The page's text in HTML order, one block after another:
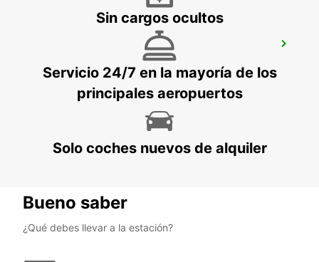
Sin cargos ocultos
Servicio 24/7 en la mayoría de los
principales aeropuertos
Solo coches nuevos de alquiler
Bueno saber
¿Qué debes llevar a la estación?